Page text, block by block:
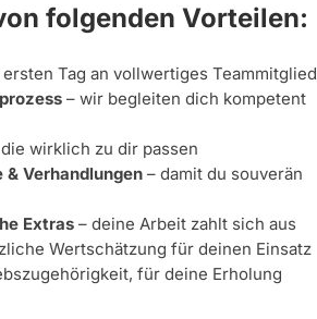
folgenden Vorteilen:
Tag an vollwertiges Teammitglied
– wir begleiten dich kompetent
die wirklich zu dir passen
Verhandlungen – damit du souverän
Extras – deine Arbeit zahlt sich aus
Wertschätzung für deinen Einsatz
für deine Erholung